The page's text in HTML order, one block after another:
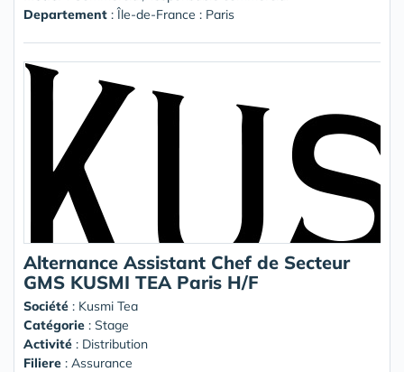
Departement : Île-de-France : Paris
Alternance Assistant Chef de Secteur
GMS KUSMI TEA Paris H/F
Société : Kusmi Tea
Catégorie : Stage
Activité : Distribution
Filiere : Assurance